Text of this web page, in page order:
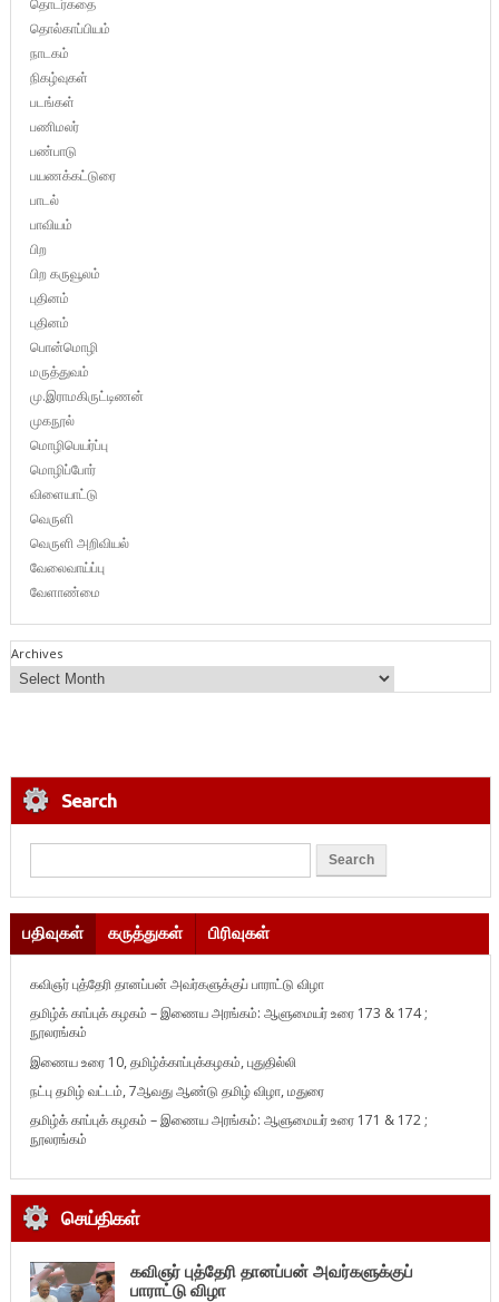
தொடர்கதை
தொல்காப்பியம்
நாடகம்
நிகழ்வுகள்
படங்கள்
பணிமலர்
பண்பாடு
பயணக்கட்டுரை
பாடல்
பாவியம்
பிற
பிற கருவூலம்
புதினம்
புதினம்
பொன்மொழி
மருத்துவம்
மு.இராமகிருட்டிணன்
முகநூல்
மொழிபெயர்ப்பு
மொழிப்போர்
விளையாட்டு
வெருளி
வெருளி அறிவியல்
வேலைவாய்ப்பு
வேளாண்மை
Archives
Search
பதிவுகள் கருத்துகள் பிரிவுகள்
கவிஞர் புத்தேரி தானப்பன் அவர்களுக்குப் பாராட்டு விழா
தமிழ்க் காப்புக் கழகம் – இணைய அரங்கம்: ஆளுமையர் உரை 173 & 174 ;
நூலரங்கம்
இணைய உரை 10, தமிழ்க்காப்புக்கழகம், புதுதில்லி
நட்பு தமிழ் வட்டம், 7ஆவது ஆண்டு தமிழ் விழா, மதுரை
தமிழ்க் காப்புக் கழகம் – இணைய அரங்கம்: ஆளுமையர் உரை 171 & 172 ;
நூலரங்கம்
செய்திகள்
கவிஞர் புத்தேரி தானப்பன் அவர்களுக்குப்
பாராட்டு விழா